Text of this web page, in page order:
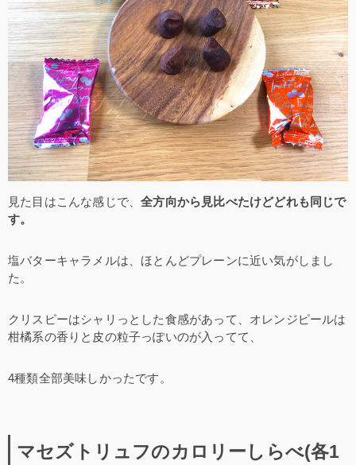
見た目はこんな感じで、全方向から見比べたけどどれも同じで
す。
塩バターキャラメルは、ほとんどプレーンに近い気がしまし
た。
クリスピーはシャリっとした食感があって、オレンジピールは
柑橘系の香りと皮の粒子っぽいのが入ってて、
4種類全部美味しかったです。
マセズトリュフのカロリーしらべ(各1